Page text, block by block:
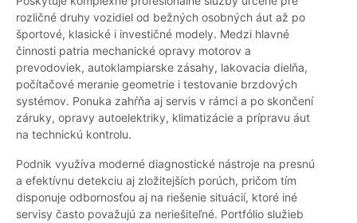
rozličné druhy vozidiel od bežných osobných áut až po
športové, klasické i investičné modely. Medzi hlavné
činnosti patria mechanické opravy motorov a
prevodoviek, autoklampiarske zásahy, lakovacia dielňa,
počítačové meranie geometrie i testovanie brzdových
systémov. Ponuka zahŕňa aj servis v rámci a po skončení
záruky, opravy autoelektriky, klimatizácie a prípravu áut
na technickú kontrolu.
Podnik využíva moderné diagnostické nástroje na presnú
a efektívnu detekciu aj zložitejších porúch, pričom tím
disponuje odbornosťou aj na riešenie situácií, ktoré iné
servisy často považujú za neriešiteľné. Portfólio služieb